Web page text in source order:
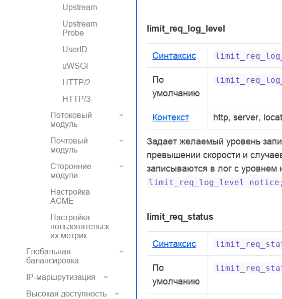
Upstream
Upstream
Probe
UserID
uWSGI
HTTP/2
HTTP/3
Потоковый
модуль
Почтовый
модуль
Сторонние
модули
Настройка
ACME
Настройка
пользовательск
их метрик
Глобальная
балансировка
IP-маршрутизация
Высокая доступность
limit_req_log_level
Синтаксис
По
умолчанию
Контекст http, server,
Задает желаемый уровень
превышении скорости и
записываются в лог с
limit_req_log_level notice;
limit_req_status
Синтаксис
По
умолчанию